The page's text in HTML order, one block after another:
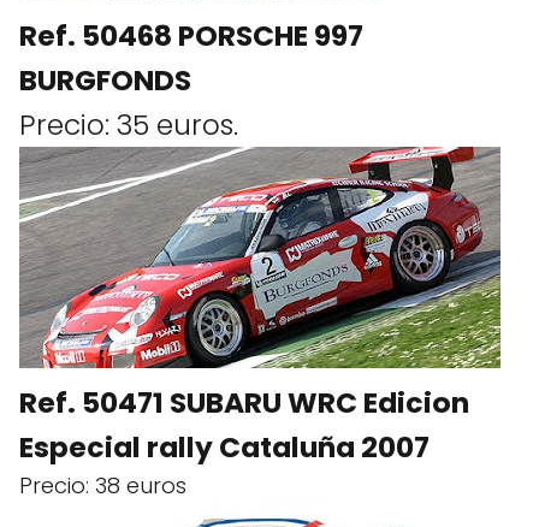
Ref. 50468 PORSCHE 997
BURGFONDS
Precio: 35 euros.
Ref. 50471 SUBARU WRC Edicion
Especial rally Cataluña 2007
Precio: 38 euros